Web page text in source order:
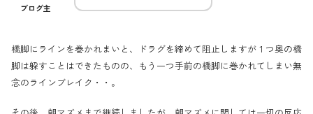
ブログ主
橋脚にラインを巻かれまいと、ドラグを締めて阻止しますが１つ奥の橋
脚は躱すことはできたものの、もう一つ手前の橋脚に巻かれてしまい無
念のラインブレイク・・。